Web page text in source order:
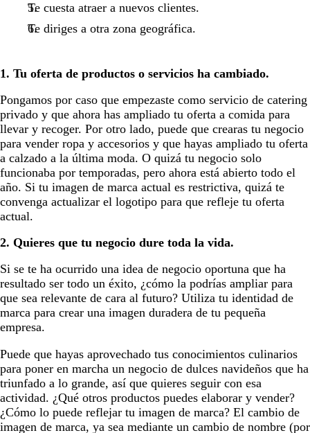
Te cuesta atraer a nuevos clientes.
Te diriges a otra zona geográfica.
1. Tu oferta de productos o servicios ha cambiado.
Pongamos por caso que empezaste como servicio de catering
privado y que ahora has ampliado tu oferta a comida para
llevar y recoger. Por otro lado, puede que crearas tu negocio
para vender ropa y accesorios y que hayas ampliado tu oferta
a calzado a la última moda. O quizá tu negocio solo
funcionaba por temporadas, pero ahora está abierto todo el
año. Si tu imagen de marca actual es restrictiva, quizá te
convenga actualizar el logotipo para que refleje tu oferta
actual.
2. Quieres que tu negocio dure toda la vida.
Si se te ha ocurrido una idea de negocio oportuna que ha
resultado ser todo un éxito, ¿cómo la podrías ampliar para
que sea relevante de cara al futuro? Utiliza tu identidad de
marca para crear una imagen duradera de tu pequeña
empresa.
Puede que hayas aprovechado tus conocimientos culinarios
para poner en marcha un negocio de dulces navideños que ha
triunfado a lo grande, así que quieres seguir con esa
actividad. ¿Qué otros productos puedes elaborar y vender?
¿Cómo lo puede reflejar tu imagen de marca? El cambio de
imagen de marca, ya sea mediante un cambio de nombre (por